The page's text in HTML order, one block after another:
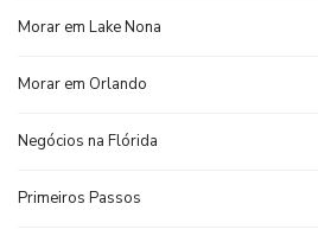
Morar em Lake Nona
Morar em Orlando
Negócios na Flórida
Primeiros Passos